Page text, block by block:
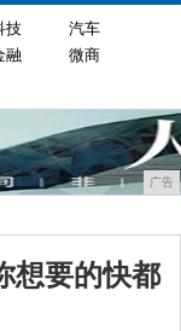
技
汽车
融
微商
广告
想要的快都